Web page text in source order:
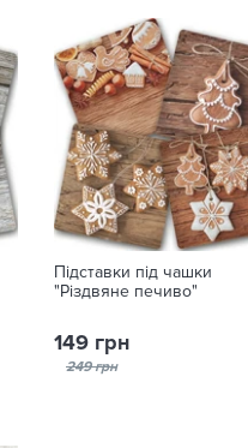
Підставки під чашки
"Різдвяне печиво"
149 грн
249 грн